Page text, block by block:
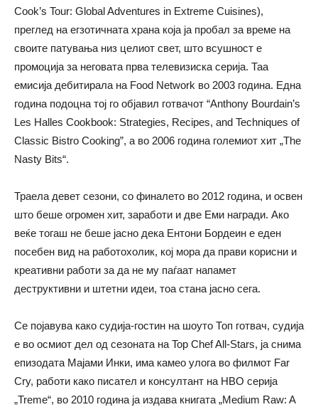
Cook’s Tour: Global Adventures in Extreme Cuisines),
преглед на егзотичната храна која ја пробал за време на
своите патувања низ целиот свет, што всушност е
промоција за неговата прва телевизиска серија. Таа
емисија дебитирала на Food Network во 2003 година. Една
година подоцна тој го објавил готвачот “Anthony Bourdain’s
Les Halles Cookbook: Strategies, Recipes, and Techniques of
Classic Bistro Cooking”, а во 2006 година големиот хит „The
Nasty Bits“.
Траела девет сезони, со финалето во 2012 година, и освен
што беше огромен хит, заработи и две Еми награди. Ако
веќе тогаш не беше јасно дека Ентони Бордеин е еден
посебен вид на работохолик, кој мора да прави корисни и
креативни работи за да не му паѓаат напамет
деструктивни и штетни идеи, тоа стана јасно сега.
Се појавува како судија-гостин на шоуто Топ готвач, судија
е во осмиот дел од сезоната на Top Chef All-Stars, ја снима
епизодата Мајами Инки, има камео улога во филмот Far
Cry, работи како писател и консултант на HBO серија
„Treme“, во 2010 година ја издава книгата „Medium Raw: A